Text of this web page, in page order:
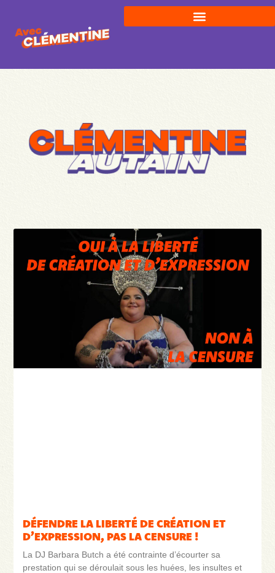
DÉFENDRE LA LIBERTÉ DE CRÉATION ET
D’EXPRESSION, PAS LA CENSURE !
La DJ Barbara Butch a été contrainte d’écourter sa
prestation qui se déroulait sous les huées, les insultes et